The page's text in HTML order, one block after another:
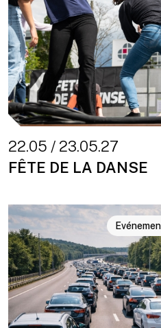
22.05 / 23.05.27
FÊTE DE LA DANSE